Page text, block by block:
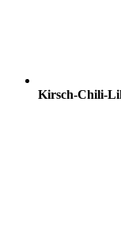
Kirsch-Chili-